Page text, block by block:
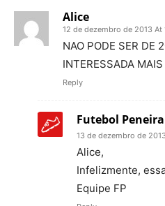
Alice
12 de dezembro de 2013 At
NAO PODE SER DE
INTERESSADA
Reply
Futebol Peneira
13 de dezembro de
Alice,
Infelizmente,
Equipe FP